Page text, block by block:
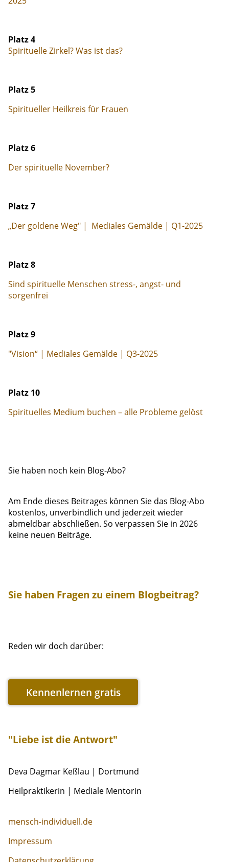
Platz 4
Spirituelle Zirkel? Was ist das?
Platz 5
Spiritueller Heilkreis für Frauen
Platz 6
Der spirituelle November?
Platz 7
„Der goldene Weg" | Mediales Gemälde | Q1-2025
Platz 8
Sind spirituelle Menschen stress-, angst- und
sorgenfrei
Platz 9
"Vision“ | Mediales Gemälde | Q3-2025
Platz 10
Spirituelles Medium buchen – alle Probleme gelöst
Sie haben noch kein Blog-Abo?
Am Ende dieses Beitrages können Sie das Blog-Abo
kostenlos, unverbindlich und jederzeit wieder
abmeldbar abschließen. So verpassen Sie in 2026
keine neuen Beiträge.
Sie haben Fragen zu einem Blogbeitrag?
Reden wir doch darüber:
Kennenlernen gratis
"Liebe ist die Antwort"
Deva Dagmar Keßlau | Dortmund
Heilpraktikerin | Mediale Mentorin
mensch-individuell.de
Impressum